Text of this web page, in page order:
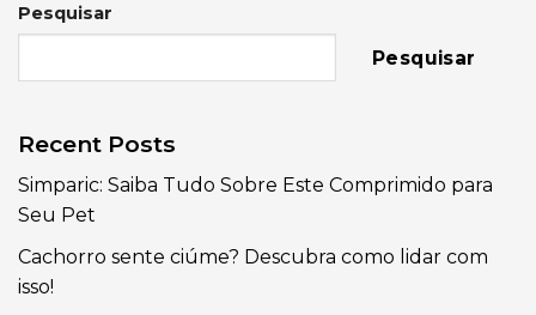
Pesquisar
Pesquisar
Recent Posts
Simparic: Saiba Tudo Sobre Este Comprimido para
Seu Pet
Cachorro sente ciúme? Descubra como lidar com
isso!